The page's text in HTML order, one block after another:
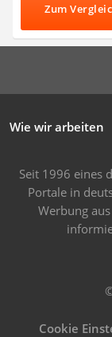
Zum
Wie wir arbeiten
Seit 1996 eines
Portale in
Werbung
Cookie